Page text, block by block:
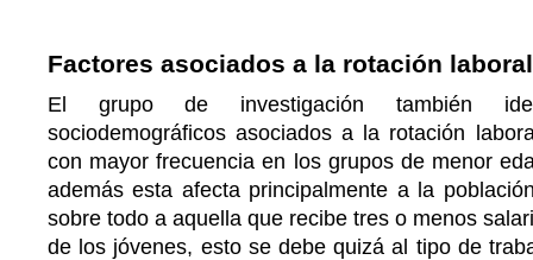
Factores asociados a la rotación laboral
El grupo de investigación también
sociodemográficos asociados a la rotación
con mayor frecuencia en los grupos de menor
además esta afecta principalmente a la
sobre todo a aquella que recibe tres o menos
de los jóvenes, esto se debe quizá al tipo de